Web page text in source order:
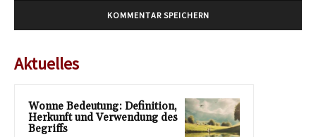
Aktuelles
Wonne Bedeutung: Definition,
Herkunft und Verwendung des
Begriffs